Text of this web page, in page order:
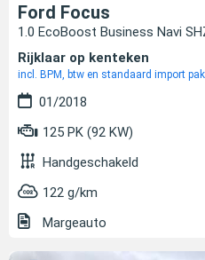
Ford Focus
1.0 EcoBoost Business Navi
Rijklaar op kenteken
incl. BPM, btw en standaard import
01/2018
125 PK (92 KW)
Handgeschakeld
122 g/km
Margeauto